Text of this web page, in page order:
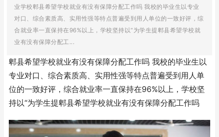
业学校郫县希望学校就业有没有保障分配工作吗 我校的毕业生以专业
对口、综合素质高、实用性强等特点普遍受到用人单位的一致好评，综
合就业率一直保持在96%以上，学校坚持以“为学生提郫县希望学校就
业有没有保障分配工...
郫县希望学校就业有没有保障分配工作吗 我校的毕业生以
专业对口、综合素质高、实用性强等特点普遍受到用人单
位的一致好评，综合就业率一直保持在96%以上，学校坚
持以“为学生提郫县希望学校就业有没有保障分配工作吗